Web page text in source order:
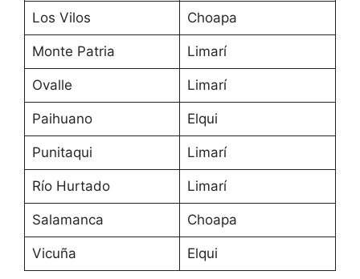
Los Vilos Choapa
Monte Patria Limarí
Ovalle Limarí
Paihuano Elqui
Punitaqui Limarí
Río Hurtado Limarí
Salamanca Choapa
Vicuña Elqui